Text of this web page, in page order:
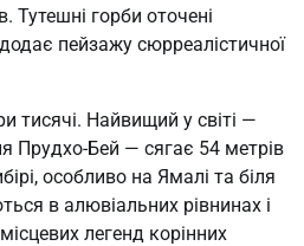
Тутешні горби оточені
пейзажу сюрреалістичної
тисячі. Найвищий у світі —
Прудхо-Бей — сягає 54 метрів
особливо на Ямалі та біля
в алювіальних рівнинах і
легенд корінних